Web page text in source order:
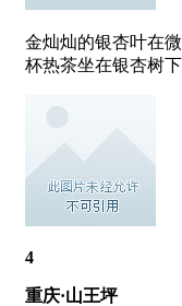
金灿灿的银杏叶在
杯热茶坐在银杏树
4
重庆·山王坪